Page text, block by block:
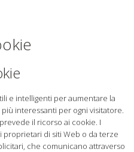
e intelligenti per aumentare la
interessanti per ogni visitatore.
il ricorso ai cookie. I
di siti Web o da terze
che comunicano attraverso